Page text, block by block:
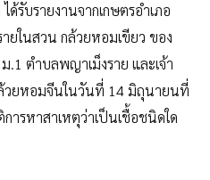
รับรายงานจากเกษตรอำเภอ
ยในสวน กล้วยหอมเขียว ของ
ตำบลพญาเม็งราย และเจ้า
ล้วยหอมจีนในวันที่ 14 มิถุนายนที่
รหาสาเหตุว่าเป็นเชื้อชนิดใด